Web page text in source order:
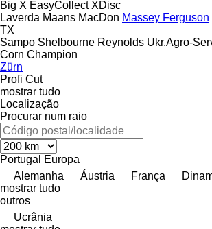
Big X EasyCollect XDisc
Laverda Maans MacDon Massey Ferguson
TX
Sampo Shelbourne Reynolds Ukr.Agro-
Corn Champion
Zürn
Profi Cut
mostrar tudo
Localização
Procurar num raio
Portugal
Europa
Alemanha
Áustria França
mostrar tudo
outros
Ucrânia